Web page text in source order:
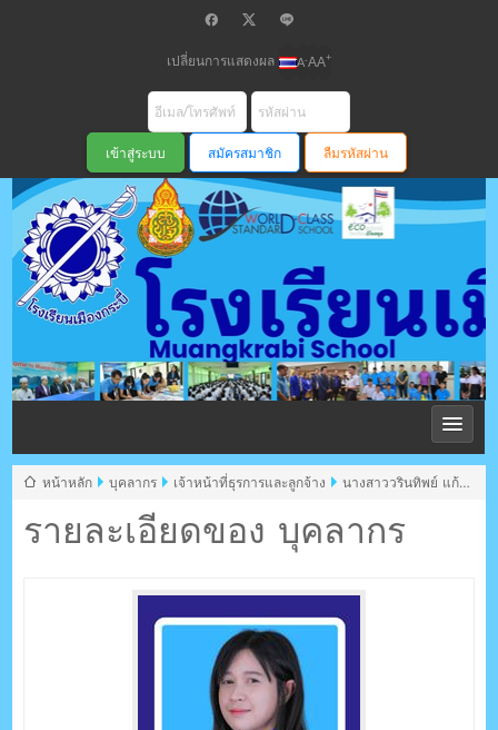
เปลี่ยนการแสดงผล A-AA+
สมัครสมาชิก ลืมรหัสผ่าน
โรงเรียนเมือง
กระบี่ สพม
ตรัง กระบี่
รายละเอียดของ บุคลากร
หน้าหลัก บุคลากร เจ้าหน้าที่ธุรการและลูกจ้าง
นางสาววรินทิพย์ แก้ว